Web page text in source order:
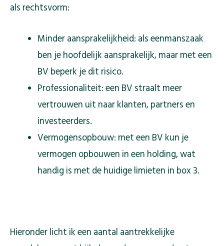
als rechtsvorm:
Minder aansprakelijkheid: als eenmanszaak
ben je hoofdelijk aansprakelijk, maar met een
BV beperk je dit risico.
Professionaliteit: een BV straalt meer
vertrouwen uit naar klanten, partners en
investeerders.
Vermogensopbouw: met een BV kun je
vermogen opbouwen in een holding, wat
handig is met de huidige limieten in box 3.
Hieronder licht ik een aantal aantrekkelijke